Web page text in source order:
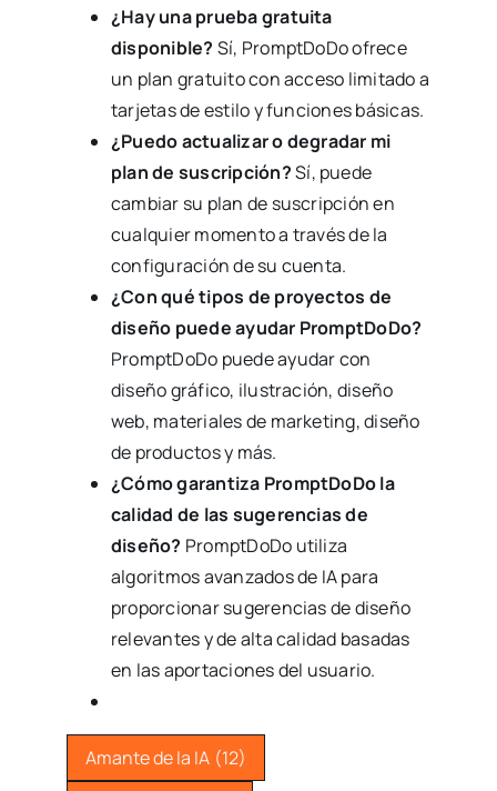
¿Hay una prueba gratuita
disponible? Sí, PromptDoDo ofrece
un plan gratuito con acceso limitado a
tarjetas de estilo y funciones básicas.
¿Puedo actualizar o degradar mi
plan de suscripción?Sí, puede
cambiar su plan de suscripción en
cualquier momento a través de la
configuración de su cuenta.
¿Con qué tipos de proyectos de
diseño puede ayudar PromptDoDo?
PromptDoDo puede ayudar con
diseño gráfico, ilustración, diseño
web, materiales de marketing, diseño
de productos y más.
¿Cómo garantiza PromptDoDo la
calidad de las sugerencias de
diseño? PromptDoDo utiliza
algoritmos avanzados de IA para
proporcionar sugerencias de diseño
relevantes y de alta calidad basadas
en las aportaciones del usuario.
Amante de la IA (12)